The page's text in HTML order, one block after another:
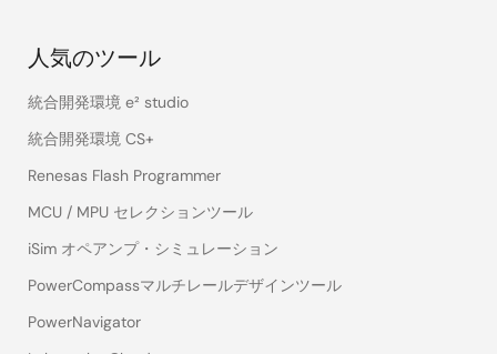
人気のツール
統合開発環境 e² studio
統合開発環境 CS+
Renesas Flash Programmer
MCU / MPU セレクションツール
iSim オペアンプ・シミュレーション
PowerCompassマルチレールデザインツール
PowerNavigator